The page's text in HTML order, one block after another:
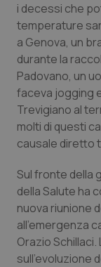
Umbria
Valle
Veneto
Psoriasi &
i decessi che
temperature
a Genova, un
durante la
Padovano, un
faceva jogging
Trevigiano al
molti di questi
causale diretto
Sul fronte della
della Salute ha
nuova riunione
all’emergenza
Orazio Schillaci.
sull’evoluzione